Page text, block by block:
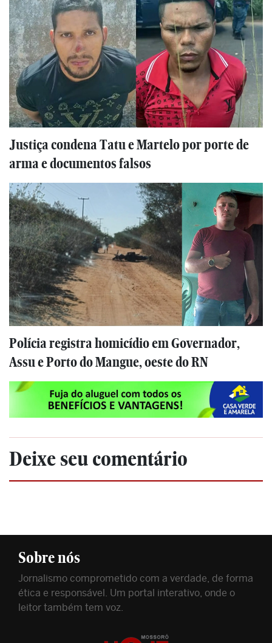
Justiça condena Tatu e Martelo por porte de
arma e documentos falsos
Polícia registra homicídio em Governador,
Assu e Porto do Mangue, oeste do RN
Deixe seu comentário
Sobre nós
Jornalismo comprometido com a verdade, de forma
ética e responsável. Um portal interativo, onde o
leitor também tem voz.